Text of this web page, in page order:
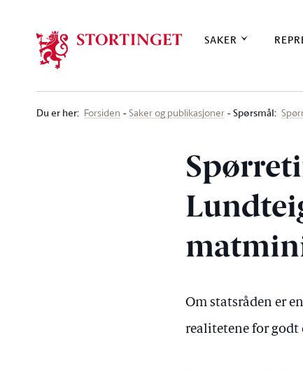
SAKER
Du er her: Forsiden Saker og publikasjoner Spørsmål:
Om statsråden er
realitetene for godt